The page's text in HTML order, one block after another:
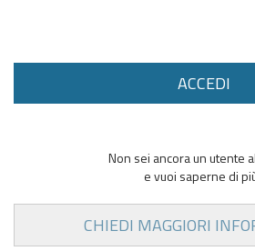
ACCEDI
Non sei ancora un utente
e vuoi saperne di
CHIEDI MAGGIORI